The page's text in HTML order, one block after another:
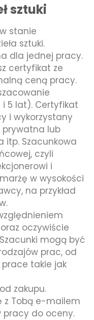
sztuki
stanie
sztuki.
dla jednej pracy.
certyfikat ze
ceną pracy.
i 5 lat). Certyfikat
i wykorzystany
prywatna lub
itp. Szacunkowa
czyli
i
w wysokości
na przykład
oczywiście
mogą być
prac, od
takie jak
zakupu.
z Tobą e-mailem
pracy do oceny.